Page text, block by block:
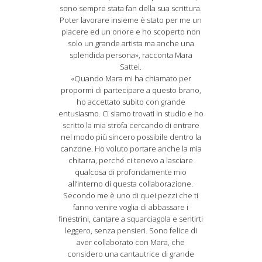
sono sempre stata fan della sua scrittura.
Poter lavorare insieme è stato per me un
piacere ed un onore e ho scoperto non
solo un grande artista ma anche una
splendida persona», racconta Mara
Sattei.
«Quando Mara mi ha chiamato per
propormi di partecipare a questo brano,
ho accettato subito con grande
entusiasmo. Ci siamo trovati in studio e ho
scritto la mia strofa cercando di entrare
nel modo più sincero possibile dentro la
canzone. Ho voluto portare anche la mia
chitarra, perché ci tenevo a lasciare
qualcosa di profondamente mio
all’interno di questa collaborazione.
Secondo me è uno di quei pezzi che ti
fanno venire voglia di abbassare i
finestrini, cantare a squarciagola e sentirti
leggero, senza pensieri. Sono felice di
aver collaborato con Mara, che
considero una cantautrice di grande